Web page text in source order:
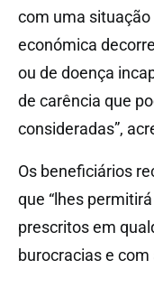
com uma
económica
ou de doença
de carência que
consideradas”,
Os beneficiários
que “lhes
prescritos em
burocracias e com